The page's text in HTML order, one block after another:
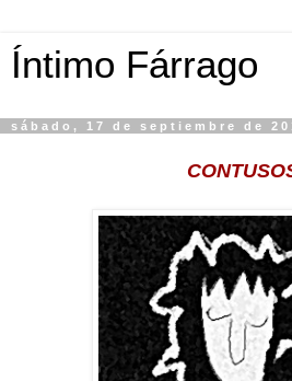
Íntimo Fárrago
sábado, 17 de septiembre de